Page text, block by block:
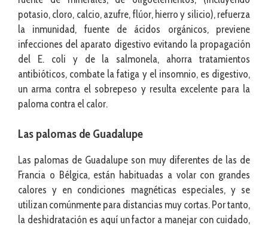
potasio, cloro, calcio, azufre, flúor, hierro y silicio), refuerza
la inmunidad, fuente de ácidos orgánicos, previene
infecciones del aparato digestivo evitando la propagación
del E. coli y de la salmonela, ahorra tratamientos
antibióticos, combate la fatiga y el insomnio, es digestivo,
un arma contra el sobrepeso y resulta excelente para la
paloma contra el calor.
Las palomas de Guadalupe
Las palomas de Guadalupe son muy diferentes de las de
Francia o Bélgica, están habituadas a volar con grandes
calores y en condiciones magnéticas especiales, y se
utilizan comúnmente para distancias muy cortas. Por tanto,
la deshidratación es aquí un factor a manejar con cuidado,